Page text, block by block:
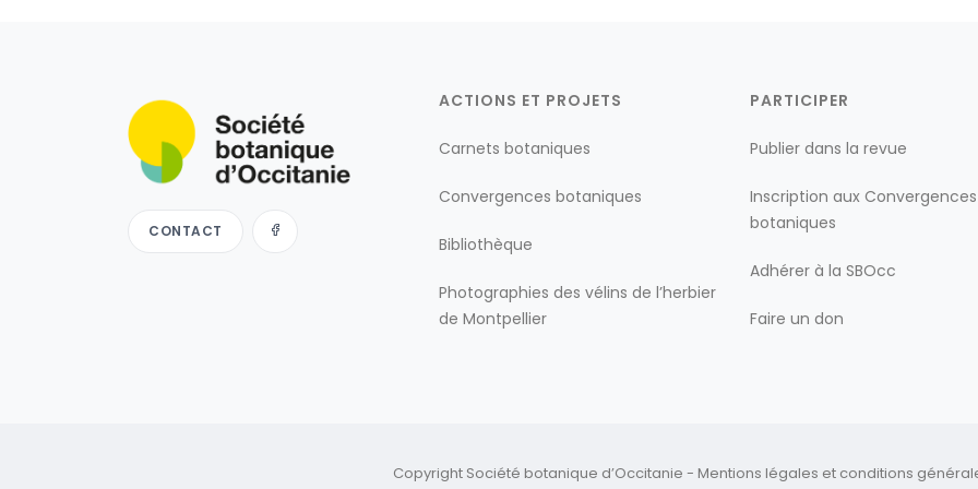
CONTACT
ACTIONS ET PROJETS
Carnets botaniques
Convergences botaniques
Bibliothèque
Photographies des vélins de l’herbier
de Montpellier
PARTICIPER
Publier dans la revue
Inscription aux Convergences
botaniques
Adhérer à la SBOcc
Faire un don
Copyright Société botanique d’Occitanie - Mentions légales et conditions